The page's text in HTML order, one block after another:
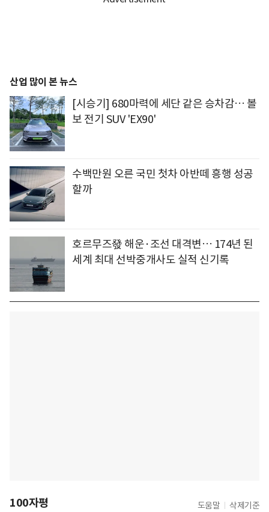
산업 많이 본 뉴스
[시승기] 680마력에 세단 같은 승차감… 볼
보 전기 SUV 'EX90'
수백만원 오른 국민 첫차 아반떼 흥행 성공
할까
호르무즈發 해운·조선 대격변… 174년 된
세계 최대 선박중개사도 실적 신기록
100자평 도움말 삭제기준